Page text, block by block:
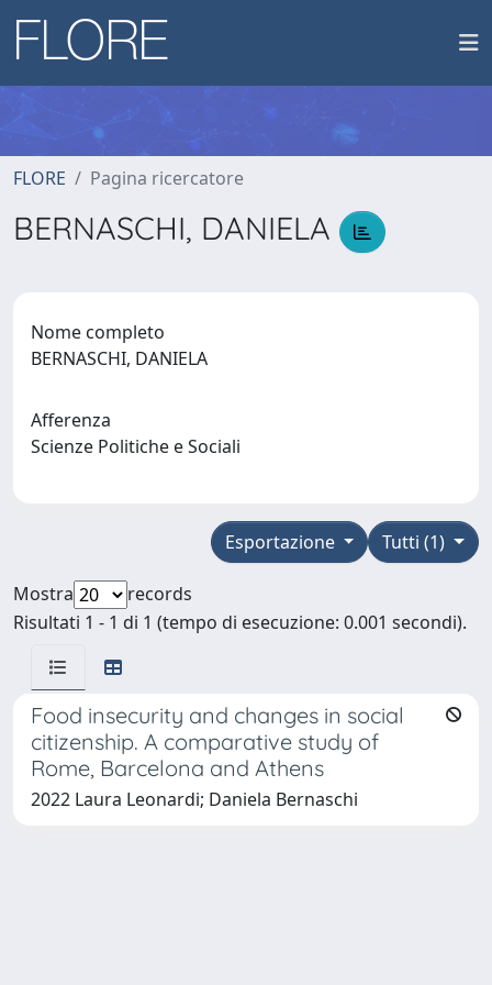
FLORE Pagina ricercatore
BERNASCHI, DANIELA
Nome completo
BERNASCHI, DANIELA
Afferenza
Scienze Politiche e Sociali
Tutti (1)
Esportazione
Mostra
records
Risultati 1 - 1 di 1 (tempo di esecuzione: 0.001 secondi).
Food insecurity and changes in social
citizenship. A comparative study of
Rome, Barcelona and Athens
2022 Laura Leonardi; Daniela Bernaschi